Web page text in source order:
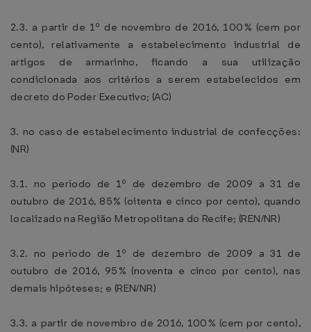
2.3. a partir de 1º de novembro de 2016, 100% (cem por
cento), relativamente a estabelecimento industrial de
artigos de armarinho, ficando a sua utilização
condicionada aos critérios a serem estabelecidos em
decreto do Poder Executivo; (AC)
3. no caso de estabelecimento industrial de confecções:
(NR)
3.1. no período de 1º de dezembro de 2009 a 31 de
outubro de 2016, 85% (oitenta e cinco por cento), quando
localizado na Região Metropolitana do Recife; (REN/NR)
3.2. no período de 1º de dezembro de 2009 a 31 de
outubro de 2016, 95% (noventa e cinco por cento), nas
demais hipóteses; e (REN/NR)
3.3. a partir de novembro de 2016, 100% (cem por cento),